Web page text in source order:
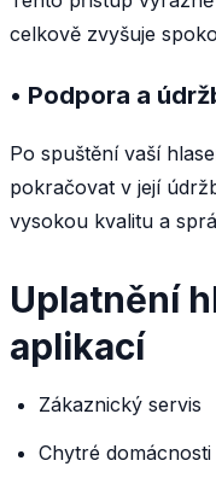
celkově zvyšuje
• Podpora a
Po spuštění vaší
pokračovat v její
vysokou kvalitu a
Uplatnění
aplikací
Zákaznický servis
Chytré domácnosti